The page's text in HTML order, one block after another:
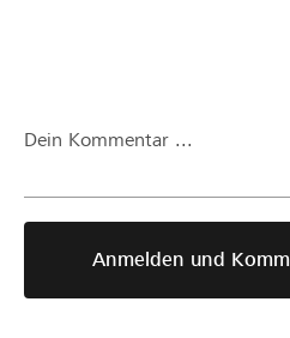
ende-
Dein Kommentar ...
Anmelden und